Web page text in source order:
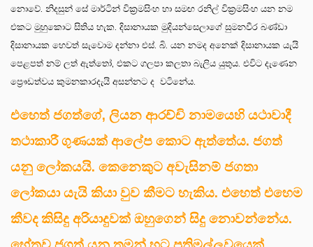
නොවේ. නිදසුන් සේ මාර්ටින් වික්‍රමසිංහ හා සමඟ රනිල් වික්‍රමසිංහ යන නම
එකට මුහුකොට සිතිය හැක. දිසානායක මුදියන්සෙලාගේ සුමනවීර බණ්ඩා
දිසානායක හෙවත් සැවොම දන්නා එස්. බි. යන නමද අනෙක් දිසානායක යැයි
පෙළපත් නම් ලත් ඇත්තෝ, එකට ගලපා කලතා බැලිය යුතුය. එවිට දැණෙන
ප්‍රෞඩත්වය කුමනකාරදැයි අසන්නට ද වටිනේය.
එහෙත් ජගත්ගේ, ලියන ආරච්චි නාමයෙහි යථාවාදී
තථාකාරී ගුණයක් ආලේප කොට ඇත්තේය. ජගත්
යනු ලෝකයයි. කෙනෙකුට අවැසිනම් ජගතා
ලෝකයා යැයි කියා වුව කීමට හැකිය. එහෙත් එහෙම
කීවද කිසිදු අරියාදුවක් ඔහුගෙන් සිදු නොවන්නේය.